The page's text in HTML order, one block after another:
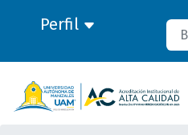
Perfil